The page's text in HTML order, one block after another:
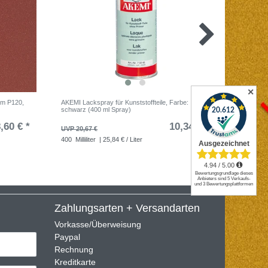
P120,
€ *
AKEMI Lackspray für Kunststoffteile, Farbe:
schwarz (400 ml Spray)
UVP 20,67 € 10,34 € *
400 Milliliter | 25,84 € / Liter
MIRKA
Loch
UVP
Stück
Zahlungsarten + Versandarten
Vorkasse/Überweisung
Paypal
Rechnung
Kreditkarte
✕